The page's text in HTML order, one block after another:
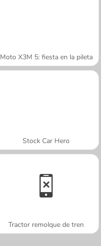
Moto X3M 5: fiesta en la pileta
Stock Car Hero
Tractor remolque de tren